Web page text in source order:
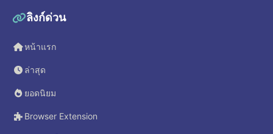
ลิงก์ด่วน
หน้าแรก
ล่าสุด
ยอดนิยม
Browser Extension